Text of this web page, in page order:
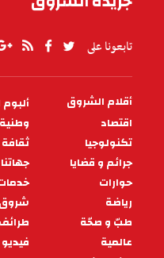
المجموعة
مالوف تونس
...في انتظار
تقدم المجموعة
باريس مساء اليوم
في المسرح البلدي